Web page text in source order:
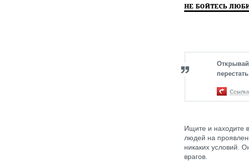
НЕ БОЙТЕСЬ
Ссылка
Ищите и находите
людей на
никаких условий.
врагов.